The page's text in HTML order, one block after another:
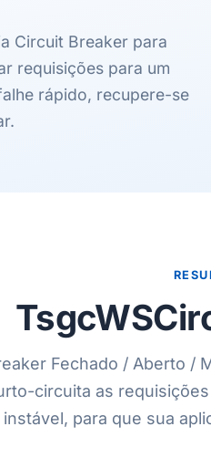
Circuit Breaker para
requisições para um
rápido, recupere-se
Fechado / Aberto /
circuita as
instável, para que sua